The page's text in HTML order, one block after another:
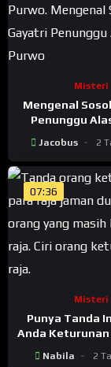
Misteri
Mengenal
Penunggu
Jacobus 2
07:36
Misteri
Punya Tanda
Anda Keturunan
Nabila 2